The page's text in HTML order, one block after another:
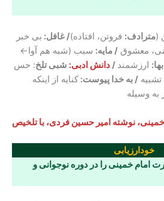
(مترادف: فروتن، افتاده)/ غافل: بی خبر
معشوق / مایه: سبب (شبه هم آوا←
ارزشمند /دانش ادبی: شبی تلخ: حس
تشبیه / به خدا پیوست: کنایه از اینکه
به وسیله
خمینی، نوشته امیر حسین فردی، با تلخیص
خودارزیابی
امام خمینی را در دوره نوجوانی و